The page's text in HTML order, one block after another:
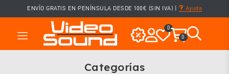
ENVÍO GRATIS EN PENÍNSULA DESDE 100€ (SIN IVA) Ayuda
0
0
Categorías